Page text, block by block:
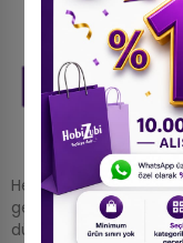
Herkesin gizli
geçirmesine olanak
dünya inşa etmeye